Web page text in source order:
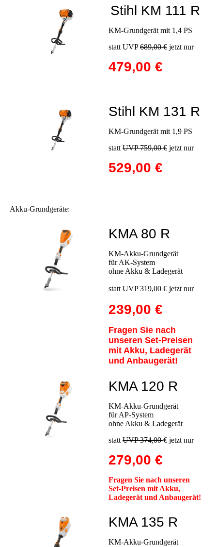
Stihl KM 111 R
KM-Grundgerät mit 1,4 PS
statt UVP689,00 € jetzt nur
479,00 €
Stihl KM 131 R
KM-Grundgerät mit 1,9 PS
statt UVP 759,00 € jetzt nur
529,00 €
Akku-Grundgeräte:
KMA 80 R
KM-Akku-Grundgerät
für AK-System
ohne Akku & Ladegerät
statt UVP 319,00 € jetzt nur
239,00 €
Fragen Sie nach
unseren Set-Preisen
mit Akku, Ladegerät
und Anbaugerät!
KMA 120 R
KM-Akku-Grundgerät
für AP-System
ohne Akku & Ladegerät
statt UVP 374,00€ jetzt nur
279,00 €
Fragen Sie nach unseren
Set-Preisen mit Akku,
Ladegerät und Anbaugerät!
KMA 135 R
KM-Akku-Grundgerät